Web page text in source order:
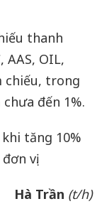
thanh
AAS, OIL,
chiếu, trong
đến 1%.
tăng 10%
vị.
Hà Trần (t/h)